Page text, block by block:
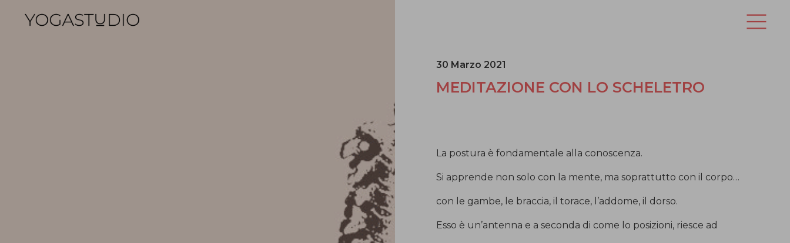
30 Marzo 2021
MEDITAZIONE CON LO SCHELETRO
La postura è fondamentale alla conoscenza.
Si apprende non solo con la mente, ma soprattutto con il corpo…
con le gambe, le braccia, il torace, l’addome, il dorso.
Esso è un’antenna e a seconda di come lo posizioni, riesce ad